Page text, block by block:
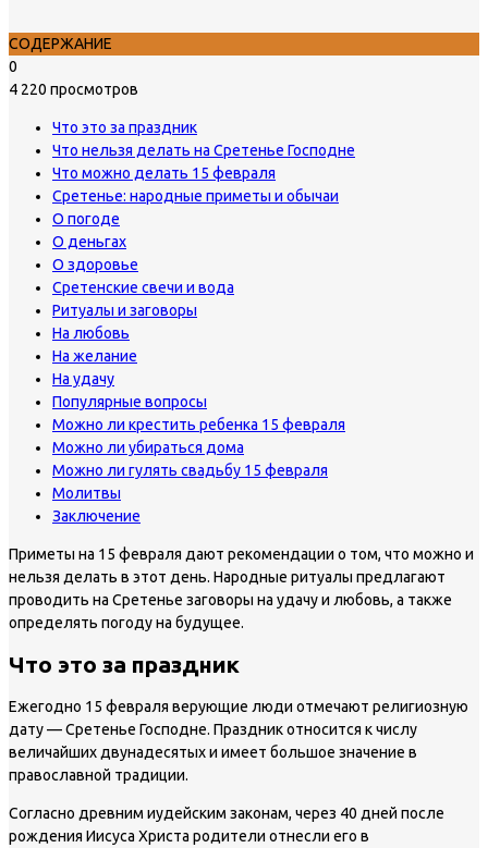
СОДЕРЖАНИЕ
0
4 220 просмотров
Что это за праздник
Что нельзя делать на Сретенье Господне
Что можно делать 15 февраля
Сретенье: народные приметы и обычаи
О погоде
О деньгах
О здоровье
Сретенские свечи и вода
Ритуалы и заговоры
На любовь
На желание
На удачу
Популярные вопросы
Можно ли крестить ребенка 15 февраля
Можно ли убираться дома
Можно ли гулять свадьбу 15 февраля
Молитвы
Заключение
Приметы на 15 февраля дают рекомендации о том, что можно и
нельзя делать в этот день. Народные ритуалы предлагают
проводить на Сретенье заговоры на удачу и любовь, а также
определять погоду на будущее.
Что это за праздник
Ежегодно 15 февраля верующие люди отмечают религиозную
дату — Сретенье Господне. Праздник относится к числу
величайших двунадесятых и имеет большое значение в
православной традиции.
Согласно древним иудейским законам, через 40 дней после
рождения Иисуса Христа родители отнесли его в